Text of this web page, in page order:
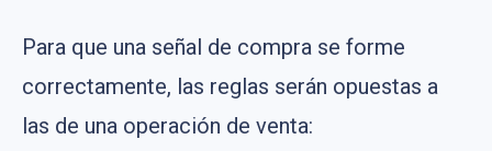
Para que una señal de compra se forme
correctamente, las reglas serán opuestas a
las de una operación de venta: